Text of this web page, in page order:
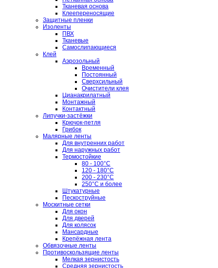
Тканевая основа
Клеепереносящие
Защитные пленки
Изоленты
ПВХ
Тканевые
Самослипающиеся
Клей
Аэрозольный
Временный
Постоянный
Сверхсильный
Очистители клея
Цианакрилатный
Монтажный
Контактный
Липучки-застёжки
Крючок-петля
Грибок
Малярные ленты
Для внутренних работ
Для наружных работ
Термостойкие
80 - 100°C
120 - 180°C
200 - 230°C
250°C и более
Штукатурные
Пескоструйные
Москитные сетки
Для окон
Для дверей
Для колясок
Мансардные
Крепёжная лента
Обвязочные ленты
Противоскользящие ленты
Мелкая зернистость
Средняя зернистость